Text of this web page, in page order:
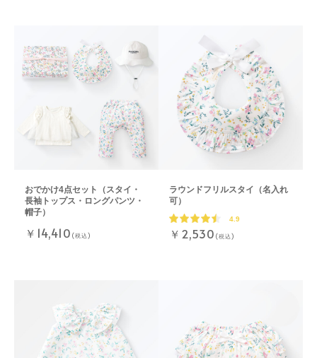
おでかけ4点セット（スタイ・
長袖トップス・ロングパンツ・
帽子）
￥14,410 (税込)
ラウンドフリルスタイ（名入れ
可）
4.9
￥2,530 (税込)